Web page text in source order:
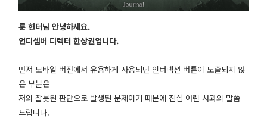
룬 헌터님 안녕하세요.
언디셈버 디렉터 한상권입니다.
먼저 모바일 버전에서 유용하게 사용되던 인터렉션 버튼이 노출되지 않
은 부분은
저의 잘못된 판단으로 발생된 문제이기 때문에 진심 어린 사과의 말씀
드립니다.